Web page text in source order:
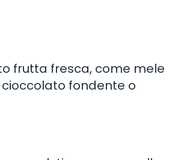
frutta fresca, come mele
fondente o